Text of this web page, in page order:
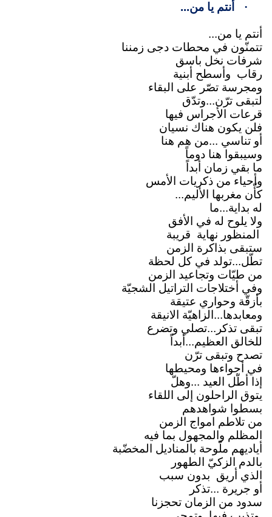
·
أنتم يا من...
أنتم يا من...
تتمنّون في محطات دجى زمننا
شرفات نخل باسق
رقاب وأسطح أبنية
ومجرسة تصّر على البقاء
لتبقى ترّن...وتدّق
قرعات الأجراس فيها
فلن يكون هناك نسيان
أو تناسي ...من هم هنا
وسيبقوا هنا دوماً
ما بقي زمان أبداً
وأحياء من ذكريات الأمس
كأّن مغربها الأليم...
له بداية...ما
ولا يلوح له في الأفق
المنظور نهاية قريبة
ستبقى بذاكرة الزمن
تطّل...تولد في كل لحظة
من طيّات وتجاعيد الزمن
وفي أختلاجات التراتيل الشجيّة
بأزقّة وحواري عتيقة
ومعابدها...الزاهيّة الانيقة
تبقى تذكر...تصلي وتضرع
للخالق العظيم...أبداً
تصدح وتبقى ترّن
في أجواءها ومحيطها
إذا أطّل العيد ...وهلّ
يتوق الراحلون إلى اللقاء
بسطوا شواهدهم
من تلاطم امواج الزمن
المظلم والمجهول بما فيه
أياديهم ملّوحة بالمناديل المخضّبة
بالدم الزكيّ الطهور
الذي أريق بدون سبب
أو جريرة ...تذكر
سدود من الزمان تحجزنا